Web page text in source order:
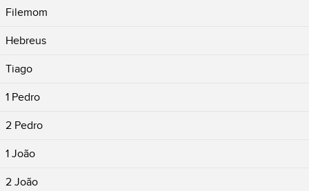
Filemom
Hebreus
Tiago
1 Pedro
2 Pedro
1 João
2 João